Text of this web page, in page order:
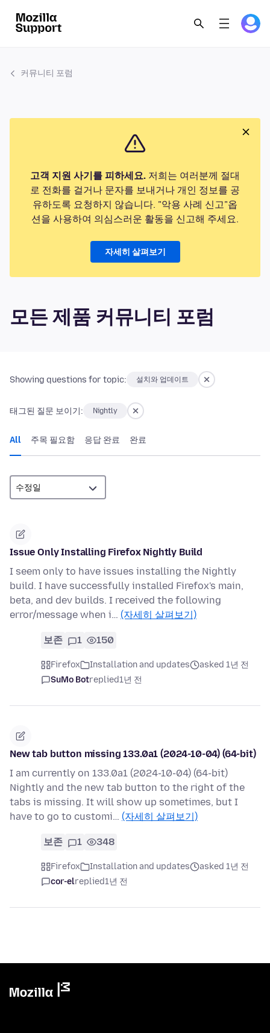
커뮤니티 포럼
고객 지원 사기를 피하세요. 저희는 여러분께 절대
로 전화를 걸거나 문자를 보내거나 개인 정보를 공
유하도록 요청하지 않습니다. "악용 사례 신고"옵
션을 사용하여 의심스러운 활동을 신고해 주세요.
자세히 살펴보기
모든 제품 커뮤니티 포럼
Showing questions for topic: 설치와 업데이트
태그된 질문 보이기: Nightly
All 주목 필요함 응답 완료 완료
Issue Only Installing Firefox Nightly Build
I seem only to have issues installing the Nightly
build. I have successfully installed Firefox's main,
beta, and dev builds. I received the following
error/message when i… (자세히 살펴보기)
보존 1 150
Firefox Installation and updates
asked 1년 전
SuMo Botreplied1년 전
New tab button missing 133.0a1 (2024-10-04) (64-bit)
I am currently on 133.0a1 (2024-10-04) (64-bit)
Nightly and the new tab button to the right of the
tabs is missing. It will show up sometimes, but I
have to go to customi… (자세히 살펴보기)
보존 1 348
Firefox Installation and updates
asked 1년 전
cor-elreplied1년 전